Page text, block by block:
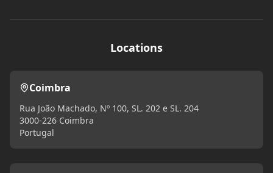
Locations
Coimbra
Rua João Machado, Nº 100, SL. 202 e SL. 204
3000-226 Coimbra
Portugal